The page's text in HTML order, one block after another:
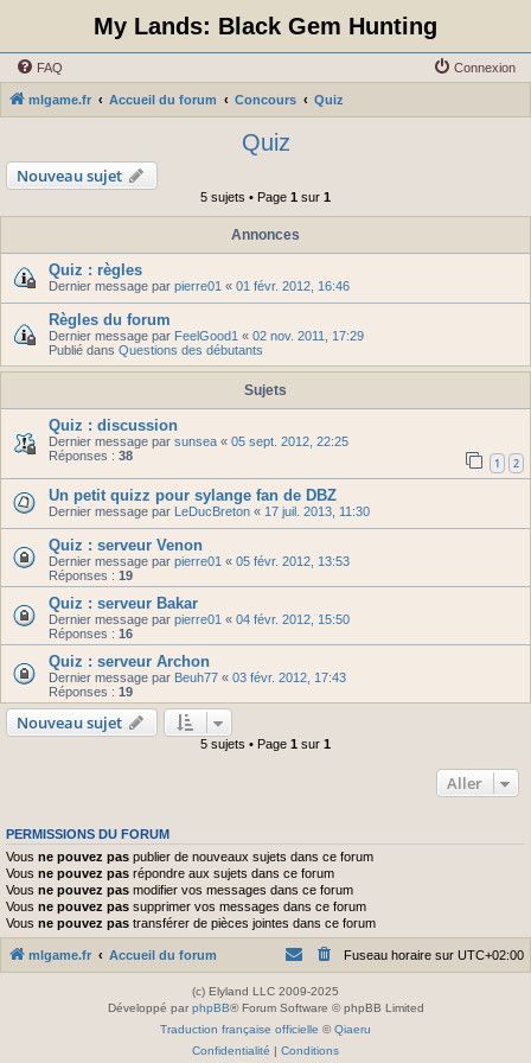
My Lands: Black Gem Hunting
FAQ Connexion
mlgame.fr Accueil du forum Concours Quiz
Quiz
Nouveau sujet
5 sujets • Page 1 sur 1
Annonces
Quiz : règles
Dernier message par pierre01 « 01 févr. 2012, 16:46
Règles du forum
Dernier message par FeelGood1 « 02 nov. 2011, 17:29
Publié dans Questions des débutants
Sujets
Quiz : discussion
Dernier message par sunsea « 05 sept. 2012, 22:25
Réponses : 38 1 2
Un petit quizz pour sylange fan de DBZ
Dernier message par LeDucBreton « 17 juil. 2013, 11:30
Quiz : serveur Venon
Dernier message par pierre01 « 05 févr. 2012, 13:53
Réponses : 19
Quiz : serveur Bakar
Dernier message par pierre01 « 04 févr. 2012, 15:50
Réponses : 16
Quiz : serveur Archon
Dernier message par Beuh77 « 03 févr. 2012, 17:43
Réponses : 19
Nouveau sujet
5 sujets • Page 1 sur 1
Aller
PERMISSIONS DU FORUM
Vous ne pouvez pas publier de nouveaux sujets dans ce forum
Vous ne pouvez pas répondre aux sujets dans ce forum
Vous ne pouvez pas modifier vos messages dans ce forum
Vous ne pouvez pas supprimer vos messages dans ce forum
Vous ne pouvez pas transférer de pièces jointes dans ce forum
mlgame.fr Accueil du forum Fuseau horaire sur UTC+02:00
(c) Elyland LLC 2009-2025
Développé par phpBB® Forum Software © phpBB Limited
Traduction française officielle ©Qiaeru
Confidentialité | Conditions